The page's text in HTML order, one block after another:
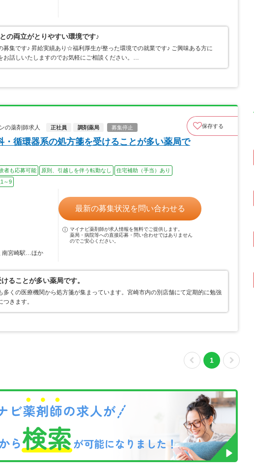
の両立がとりやすい環境です♪
募集です♪ 昇給実績あり☆福利厚生が整った環境での就業です♪ ご興味ある方に
お話しいたしますのでお気軽にご相談ください。…
の薬剤師求人
正社員 調剤薬局 募集停止 保存する
循環器系の処方箋を受けることが多い薬局で
者も応募可能 原則、引越しを伴う転勤なし
住宅補助（手当）あり
～9
南宮崎駅…ほか
最新の募集状況を問い合わせる
マイナビ薬剤師が求人情報を無料でご提供します。
薬局・病院等への直接応募・問い合わせではありません
のでご安心ください。
ることが多い薬局です。
多くの医療機関から処方箋が集まっています。宮崎市内の別店舗にて定期的に勉強
きます。
1